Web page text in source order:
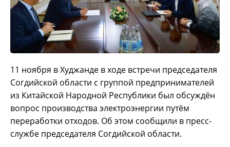
11 ноября в Худжанде в ходе встречи председателя
Согдийской области с группой предпринимателей
из Китайской Народной Республики был обсуждён
вопрос производства электроэнергии путём
переработки отходов. Об этом сообщили в пресс-
службе председателя Согдийской области.